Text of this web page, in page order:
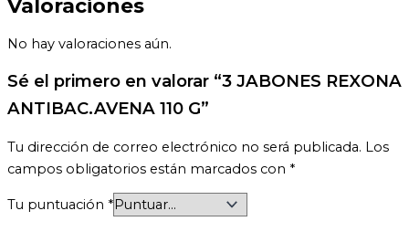
Valoraciones
No hay valoraciones aún.
Sé el primero en valorar “3 JABONES REXONA
ANTIBAC.AVENA 110 G”
Tu dirección de correo electrónico no será publicada. Los
campos obligatorios están marcados con *
Tu puntuación *